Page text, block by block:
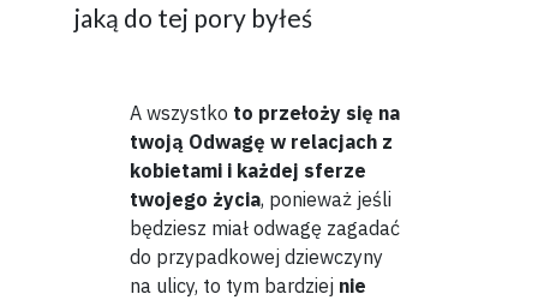
jaką do tej pory byłeś
A wszystko to przełoży się na
twoją Odwagę w relacjach z
kobietami i każdej sferze
twojego życia, ponieważ jeśli
będziesz miał odwagę zagadać
do przypadkowej dziewczyny
na ulicy, to tym bardziej nie